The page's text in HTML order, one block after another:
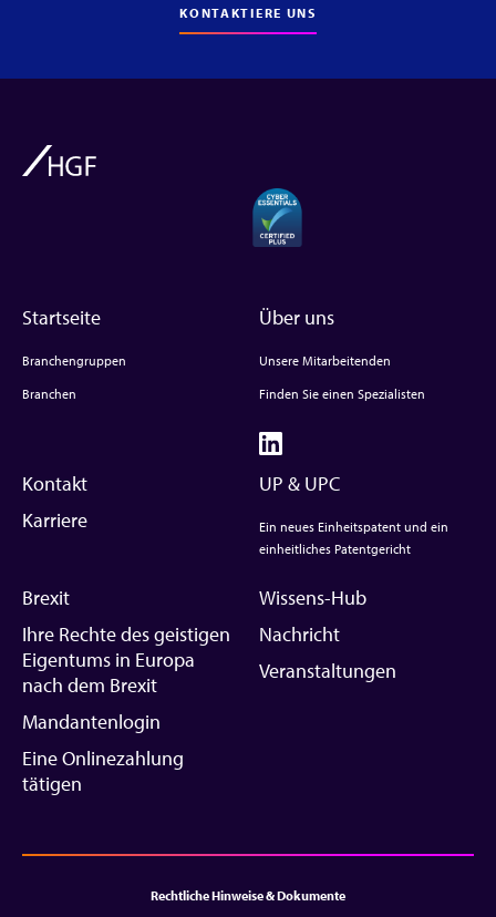
KONTAKTIERE UNS
Startseite
Branchengruppen
Branchen
Über uns
Unsere Mitarbeitenden
Finden Sie einen Spezialisten
Kontakt
Karriere
UP & UPC
Ein neues Einheitspatent und ein
einheitliches Patentgericht
Brexit
Ihre Rechte des geistigen
Eigentums in Europa
nach dem Brexit
Mandantenlogin
Eine Onlinezahlung
tätigen
Wissens-Hub
Nachricht
Veranstaltungen
Rechtliche Hinweise & Dokumente